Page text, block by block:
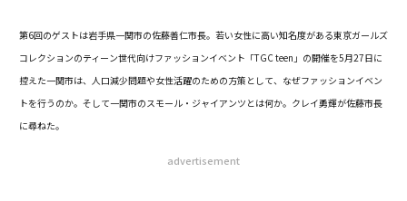
第6回のゲストは岩手県一関市の佐藤善仁市長。若い女性に高い知名度がある東京ガールズ
コレクションのティーン世代向けファッションイベント「TGC teen」の開催を5月27日に
控えた一関市は、人口減少問題や女性活躍のための方策として、なぜファッションイベン
トを行うのか。そして一関市のスモール・ジャイアンツとは何か。クレイ勇輝が佐藤市長
に尋ねた。
advertisement